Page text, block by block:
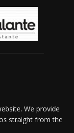
We provide
straight from the